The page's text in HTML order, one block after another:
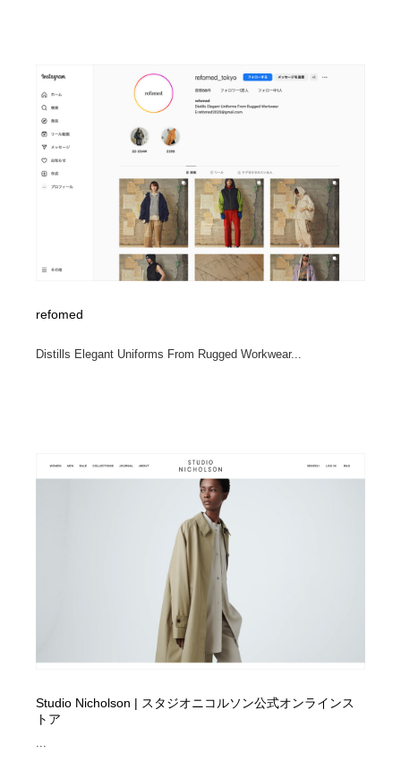
refomed
Distills Elegant Uniforms From Rugged Workwear...
Studio Nicholson | スタジオニコルソン公式オンラインス
トア
...